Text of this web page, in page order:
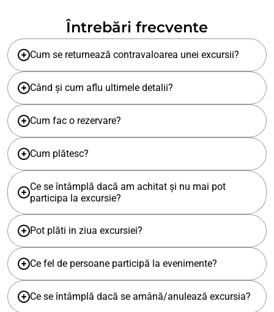
Întrebări frecvente
Cum se returnează contravaloarea unei excursii?
Când și cum aflu ultimele detalii?
Cum fac o rezervare?
Cum plătesc?
Ce se întâmplă dacă am achitat și nu mai pot
participa la excursie?
Pot plăti in ziua excursiei?
Ce fel de persoane participă la evenimente?
Ce se întâmplă dacă se amână/anulează excursia?